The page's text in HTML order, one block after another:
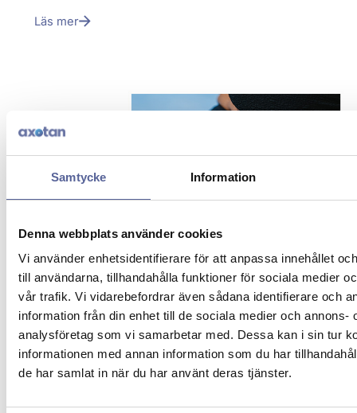
Samtycke Information
Denna webbplats använder cookies
Vi använder enhetsidentifierare för att anpassa innehållet
till användarna, tillhandahålla funktioner för sociala medier
vår trafik. Vi vidarebefordrar även sådana identifierare och
information från din enhet till de sociala medier och annons-
analysföretag som vi samarbetar med. Dessa kan i sin tur
informationen med annan information som du har
de har samlat in när du har använt deras tjänster.
Läs mer
Hansen Protection – H18 Stöd- & Bråckbälte